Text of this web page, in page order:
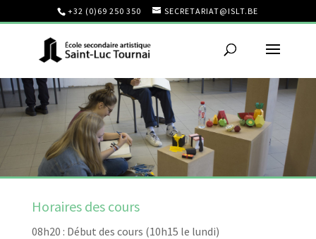
+32 (0)69 250 350 SECRETARIAT@ISLT.BE
Horaires des cours
08h20 : Début des cours (10h15 le lundi)